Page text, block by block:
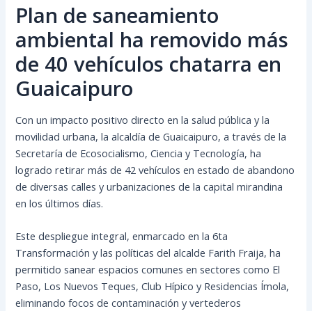
Plan de saneamiento
ambiental ha removido más
de 40 vehículos chatarra en
Guaicaipuro
Con un impacto positivo directo en la salud pública y la
movilidad urbana, la alcaldía de Guaicaipuro, a través de la
Secretaría de Ecosocialismo, Ciencia y Tecnología, ha
logrado retirar más de 42 vehículos en estado de abandono
de diversas calles y urbanizaciones de la capital mirandina
en los últimos días.
Este despliegue integral, enmarcado en la 6ta
Transformación y las políticas del alcalde Farith Fraija, ha
permitido sanear espacios comunes en sectores como El
Paso, Los Nuevos Teques, Club Hípico y Residencias Ímola,
eliminando focos de contaminación y vertederos